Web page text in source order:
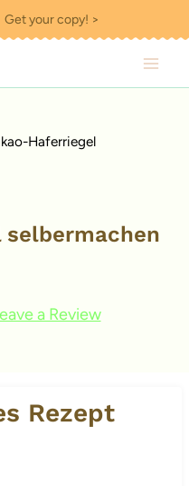
your copy! >
Haferriegel
selbermachen
a Review
Rezept